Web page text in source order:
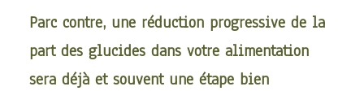
Parc contre, une réduction progressive de la
part des glucides dans votre alimentation
sera déjà et souvent une étape bien